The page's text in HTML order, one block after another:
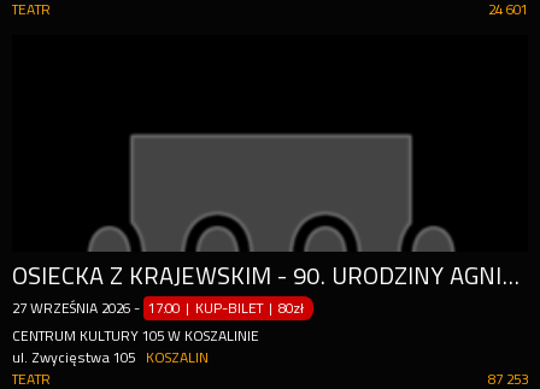
24 601
TEATR
OSIECKA Z KRAJEWSKIM - 90. URODZINY AGNIESZKI
27 WRZEŚNIA 2026 - 17:00 | KUP-BILET |80zł
CENTRUM KULTURY 105 W KOSZALINIE
ul. Zwycięstwa 105
KOSZALIN
87 253
TEATR